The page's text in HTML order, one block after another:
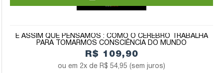
É ASSIM QUE PENSAMOS : COMO O CÉREBRO TRABALHA
PARA TOMARMOS CONSCIÊNCIA DO MUNDO
R$ 109,90
2x de R$ 54,95 (sem juros)